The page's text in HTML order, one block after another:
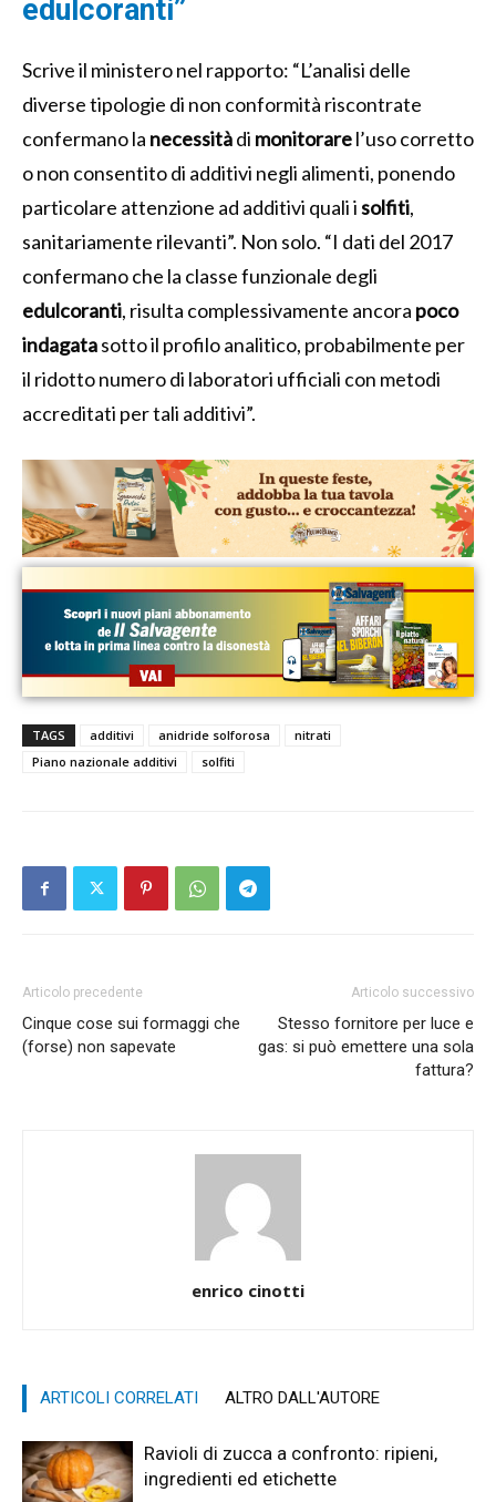
edulcoranti”
Scrive il ministero nel rapporto: “L’analisi delle
diverse tipologie di non conformità riscontrate
confermano la necessitàdi monitorarel’uso corretto
o non consentito di additivi negli alimenti, ponendo
particolare attenzione ad additivi quali isolfiti,
sanitariamente rilevanti”. Non solo. “I dati del 2017
confermano che la classe funzionale degli
edulcoranti, risulta complessivamente ancora poco
indagatasotto il profilo analitico, probabilmente per
il ridotto numero di laboratori ufficiali con metodi
accreditati per tali additivi”.
TAGS additivi anidride solforosa
nitrati
Piano nazionale additivi
solfiti
Articolo precedente
Cinque cose sui formaggi che
(forse) non sapevate
Articolo successivo
Stesso fornitore per luce e
gas: si può emettere una sola
fattura?
enrico cinotti
ARTICOLI CORRELATI ALTRO DALL'AUTORE
Ravioli di zucca a confronto: ripieni,
ingredienti ed etichette